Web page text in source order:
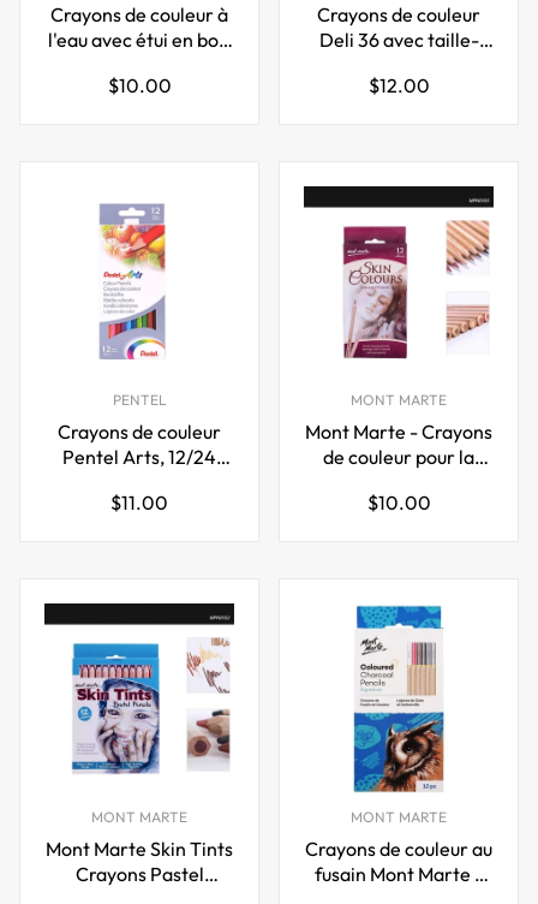
Crayons de couleur à
l'eau avec étui en bois
couleurs
Prix
$10.00
Crayons de couleur
Deli 36 avec taille-
capuchon du tube
Prix
$12.00
PENTEL
Crayons de couleur
Pentel Arts, 12/24
Prix
$11.00
MONT MARTE
Mont Marte - Crayons
de couleur pour la
Prix
$10.00
MONT MARTE
Mont Marte Skin Tints
Crayons Pastel
MONT MARTE
Crayons de couleur au
fusain Mont Marte -